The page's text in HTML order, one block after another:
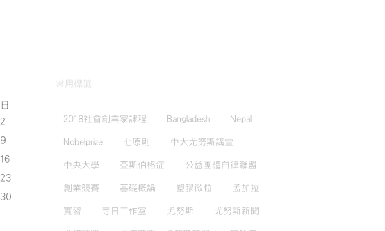
日
2
9
16
23
30
常用標籤
2018社會創業家課程 Bangladesh Nepal
Nobelprize 七原則 中大尤努斯講堂
中央大學 亞斯伯格症 公益團體自律聯盟
創業競賽 基礎概論 塑膠微粒 孟加拉
實習 寺日工作室 尤努斯 尤努斯新聞